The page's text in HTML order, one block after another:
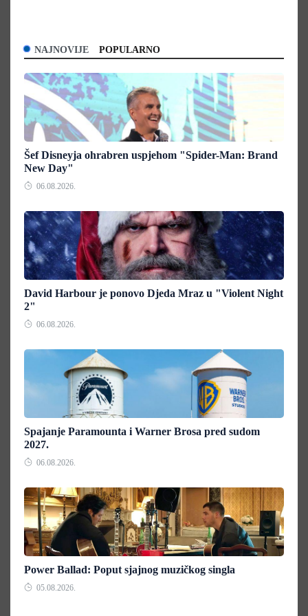
NAJNOVIJE POPULARNO
Šef Disneyja ohrabren uspjehom "Spider-Man: Brand
New Day"
06.08.2026.
David Harbour je ponovo Djeda Mraz u "Violent Night
2"
06.08.2026.
Spajanje Paramounta i Warner Brosa pred sudom
2027.
06.08.2026.
Power Ballad: Poput sjajnog muzičkog singla
05.08.2026.